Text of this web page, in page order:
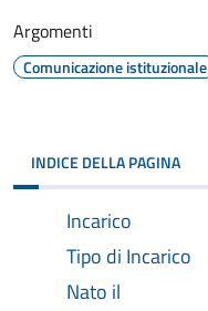
Argomenti
Comunicazione istituzionale
INDICE DELLA PAGINA
Incarico
Tipo di Incarico
Nato il